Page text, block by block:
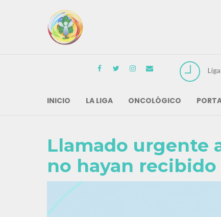
INICIO LA LIGA ONCOLÓGICO
Llamado urgente
no hayan